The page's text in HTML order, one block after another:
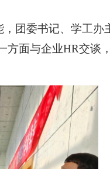
团委书记、学工办
方面与企业HR交谈